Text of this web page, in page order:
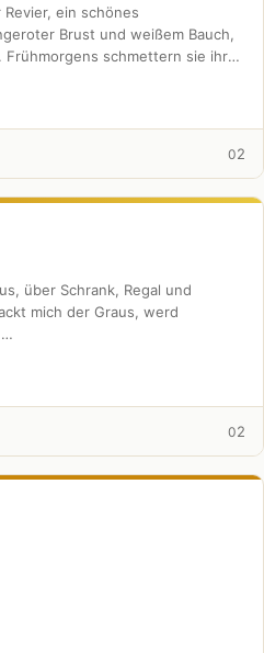
ein schönes
Brust und weißem Bauch,
schmettern sie ihre
02
über Schrank, Regal und
mich der Graus, werd
…
02